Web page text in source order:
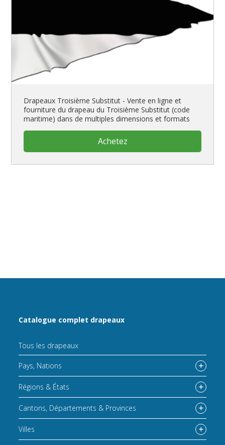
Drapeaux Troisième Substitut - Vente en ligne et
fourniture du drapeau du Troisième Substitut (code
maritime) dans de multiples dimensions et formats
Achetez
Catalogue complet drapeaux
Tous les drapeaux
Pays, Nations
Régions & États
Cantons, Départements & Provinces
Villes